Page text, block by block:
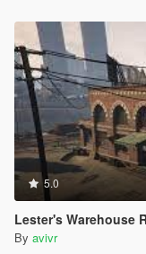
5.0
Lester's Warehouse
By avivr